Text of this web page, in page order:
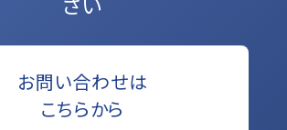
お問い合わせは
こちらから